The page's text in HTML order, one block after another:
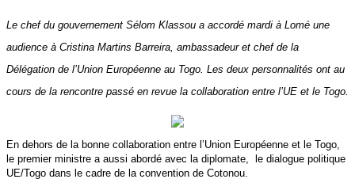
Le chef du gouvernement Sélom Klassou a accordé mardi à Lomé une
audience à Cristina Martins Barreira, ambassadeur et chef de la
Délégation de l’Union Européenne au Togo. Les deux personnalités ont au
cours de la rencontre passé en revue la collaboration entre l’UE et le Togo.
En dehors de la bonne collaboration entre l’Union Européenne et le Togo,
le premier ministre a aussi abordé avec la diplomate, le dialogue politique
UE/Togo dans le cadre de la convention de Cotonou.